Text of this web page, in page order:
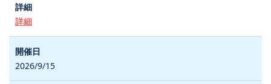
詳細
2026/9/15